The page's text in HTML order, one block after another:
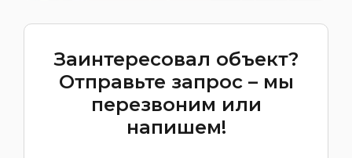
Заинтересовал объект?
Отправьте запрос – мы
перезвоним или
напишем!